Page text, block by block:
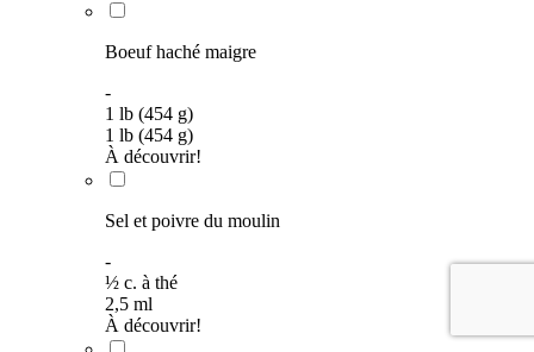
Boeuf haché maigre
-
1 lb (454 g)
1 lb (454 g)
À découvrir!
Sel et poivre du moulin
-
½ c. à thé
2,5 ml
À découvrir!